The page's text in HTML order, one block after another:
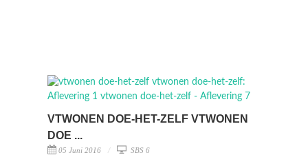
VTWONEN DOE-HET-ZELF VTWONEN
DOE ...
05 Juni 2016 SBS 6